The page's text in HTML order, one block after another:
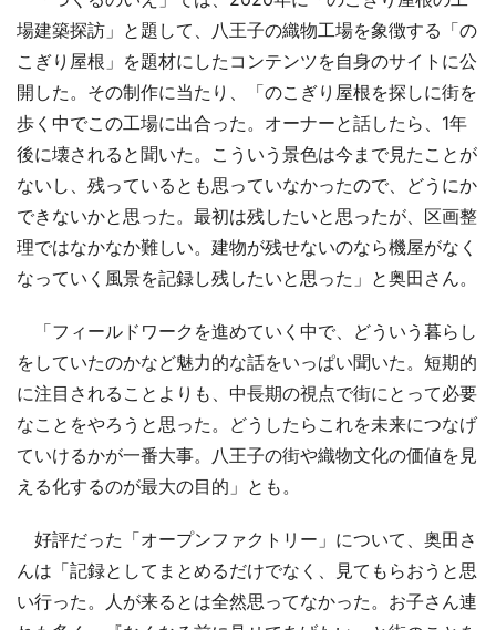
場建築探訪」と題して、八王子の織物工場を象徴する「の
こぎり屋根」を題材にしたコンテンツを自身のサイトに公
開した。その制作に当たり、「のこぎり屋根を探しに街を
歩く中でこの工場に出合った。オーナーと話したら、1年
後に壊されると聞いた。こういう景色は今まで見たことが
ないし、残っているとも思っていなかったので、どうにか
できないかと思った。最初は残したいと思ったが、区画整
理ではなかなか難しい。建物が残せないのなら機屋がなく
なっていく風景を記録し残したいと思った」と奥田さん。
「フィールドワークを進めていく中で、どういう暮らし
をしていたのかなど魅力的な話をいっぱい聞いた。短期的
に注目されることよりも、中長期の視点で街にとって必要
なことをやろうと思った。どうしたらこれを未来につなげ
ていけるかが一番大事。八王子の街や織物文化の価値を見
える化するのが最大の目的」とも。
好評だった「オープンファクトリー」について、奥田さ
んは「記録としてまとめるだけでなく、見てもらおうと思
い行った。人が来るとは全然思ってなかった。お子さん連